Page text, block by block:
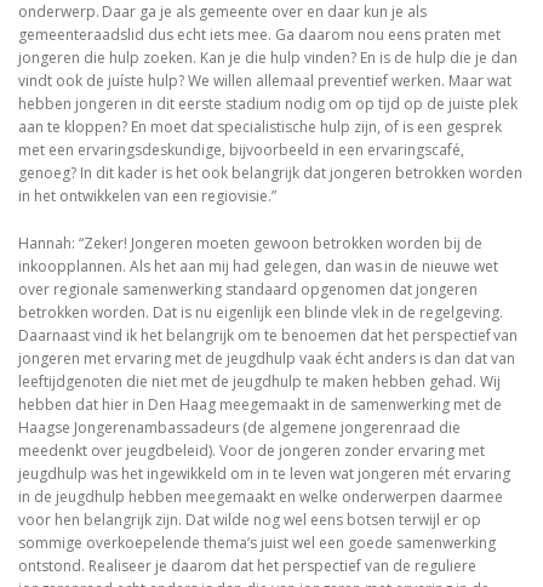
onderwerp. Daar ga je als gemeente over en daar kun je als
gemeenteraadslid dus echt iets mee. Ga daarom nou eens praten met
jongeren die hulp zoeken. Kan je die hulp vinden? En is de hulp die je dan
vindt ook de juíste hulp? We willen allemaal preventief werken. Maar wat
hebben jongeren in dit eerste stadium nodig om op tijd op de juiste plek
aan te kloppen? En moet dat specialistische hulp zijn, of is een gesprek
met een ervaringsdeskundige, bijvoorbeeld in een ervaringscafé,
genoeg? In dit kader is het ook belangrijk dat jongeren betrokken worden
in het ontwikkelen van een regiovisie.”
Hannah: “Zeker! Jongeren moeten gewoon betrokken worden bij de
inkoopplannen. Als het aan mij had gelegen, dan was in de nieuwe wet
over regionale samenwerking standaard opgenomen dat jongeren
betrokken worden. Dat is nu eigenlijk een blinde vlek in de regelgeving.
Daarnaast vind ik het belangrijk om te benoemen dat het perspectief van
jongeren met ervaring met de jeugdhulp vaak écht anders is dan dat van
leeftijdgenoten die niet met de jeugdhulp te maken hebben gehad. Wij
hebben dat hier in Den Haag meegemaakt in de samenwerking met de
Haagse Jongerenambassadeurs (de algemene jongerenraad die
meedenkt over jeugdbeleid). Voor de jongeren zonder ervaring met
jeugdhulp was het ingewikkeld om in te leven wat jongeren mét ervaring
in de jeugdhulp hebben meegemaakt en welke onderwerpen daarmee
voor hen belangrijk zijn. Dat wilde nog wel eens botsen terwijl er op
sommige overkoepelende thema’s juist wel een goede samenwerking
ontstond. Realiseer je daarom dat het perspectief van de reguliere